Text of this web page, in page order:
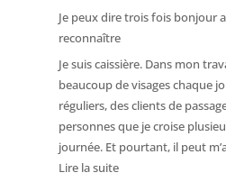
l’ai
pourtant
pas
reconnu.
trouvé
inconnu
très
C’était
mon
Je peux dire trois fois bonjour
reconnaître
Je suis caissière. Dans mon
beaucoup de visages chaque
réguliers, des clients de
personnes que je croise
journée. Et pourtant, il peut
Lire la suite: